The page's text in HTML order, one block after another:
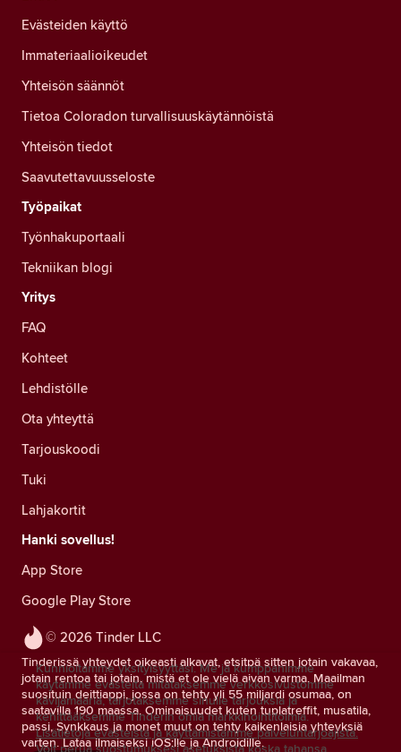
© 2026 Tinder LLC
Tinderissä yhteydet oikeasti alkavat, etsitpä sitten jotain vakavaa,
jotain rentoa tai jotain, mistä et ole vielä aivan varma. Maailman
suosituin deittiappi, jossa on tehty yli 55 miljardi osumaa, on
saatavilla 190 maassa. Ominaisuudet kuten tuplatreffit, musatila,
passi, Synkkaus ja monet muut on tehty kaikenlaisia yhteyksiä
varten. Lataa ilmaiseksi iOS:lle ja Androidille.
Evästeiden käyttö
Immateriaalioikeudet
Yhteisön säännöt
Tietoa Coloradon turvallisuuskäytännöistä
Yhteisön tiedot
Saavutettavuusseloste
Työpaikat
Työnhakuportaali
Tekniikan blogi
Yritys
FAQ
Kohteet
Lehdistölle
Ota yhteyttä
Tarjouskoodi
Tuki
Lahjakortit
Hanki sovellus!
App Store
Google Play Store
Kunnioitamme yksityisyyttäsi. Me ja kumppanimme
käytämme evästeitä mitataksemme verkkosivustomme
kävijämääriä, tarjotaksemme sinulle tarjouksia ja
kehittääksemme Tinderin omia markkinointitoimia.
Lisätietoja evästeistä ja käyttämistämme palveluntarjoajista.
Voit perua suostumuksesi asetuksista koska tahansa.